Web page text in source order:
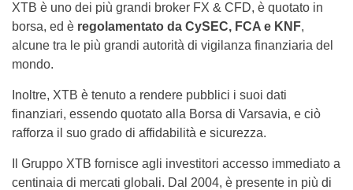
XTB è uno dei più grandi broker FX & CFD, è quotato in
borsa, ed è regolamentato da CySEC, FCA e KNF,
alcune tra le più grandi autorità di vigilanza finanziaria del
mondo.
Inoltre, XTB è tenuto a rendere pubblici i suoi dati
finanziari, essendo quotato alla Borsa di Varsavia, e ciò
rafforza il suo grado di affidabilità e sicurezza.
Il Gruppo XTB fornisce agli investitori accesso immediato a
centinaia di mercati globali. Dal 2004, è presente in più di